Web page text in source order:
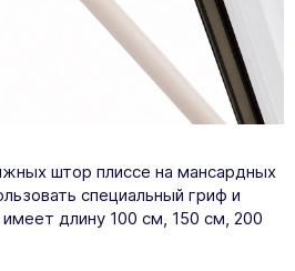
штор плиссе на мансардных
специальный гриф и
длину 100 см, 150 см, 200